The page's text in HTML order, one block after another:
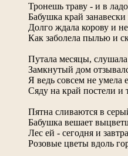
Тронешь траву - и в
Бабушка край
Долго ждала корову и
Как заболела пылью и
Путала месяцы, слушала
Замкнутый дом
Я ведь совсем не умела
Сяду на край постели и
Пятна сливаются в
Бабушка вешает
Лес ей - сегодня и
Розовые цветы вдоль